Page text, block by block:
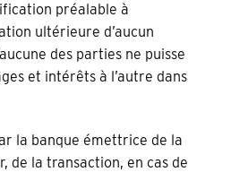
préalable à
ultérieure d’aucun
des parties ne puisse
et intérêts à l’autre dans
la banque émettrice de la
de la transaction, en cas de